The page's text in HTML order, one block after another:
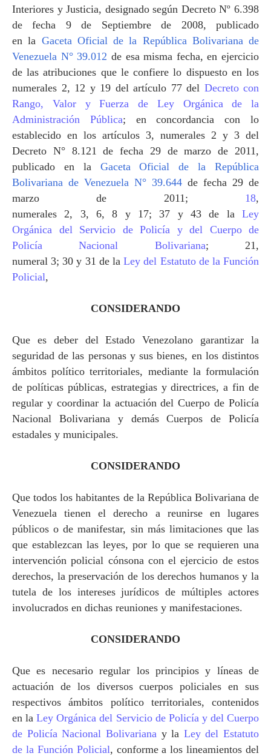
Interiores y Justicia, designado según Decreto Nº 6.398
de fecha 9 de Septiembre de 2008, publicado
enla Gaceta Oficialdela República Bolivarianade
Venezuela N° 39.012 de esa misma fecha, en ejercicio
de las atribuciones que le confiere lo dispuesto en los
numerales 2, 12 y 19 del artículo 77 del Decreto con
Rango, Valor y Fuerza de Ley Orgánica de la
Administración Pública; en concordancia con lo
establecido en los artículos 3, numerales 2 y 3 del
Decreto N° 8.121 de fecha 29 de marzo de 2011,
publicado en la Gaceta Oficial dela República
Bolivariana de Venezuela N° 39.644 de fecha 29 de
marzo de 2011; 18,
numerales 2, 3, 6, 8 y 17; 37 y 43 de laLey
Orgánica del Servicio de Policía y del Cuerpo de
Policía Nacional Bolivariana; 21,
numeral 3; 30 y 31 de laLey del Estatuto de la Función
Policial,
CONSIDERANDO
Que es deber del Estado Venezolano garantizar la
seguridad de las personas y sus bienes, en los distintos
ámbitos político territoriales, mediante la formulación
de políticas públicas, estrategias y directrices, a fin de
regular y coordinar la actuación del Cuerpo de Policía
Nacional Bolivariana y demás Cuerpos de Policía
estadales y municipales.
CONSIDERANDO
Que todos los habitantes de la República Bolivarianade
Venezuela tienen el derecho a reunirse en lugares
públicos o de manifestar, sin más limitaciones que las
que establezcan las leyes, por lo que se requieren una
intervención policial cónsona con el ejercicio de estos
derechos, la preservación de los derechos humanos y la
tutela de los intereses jurídicos de múltiples actores
involucrados en dichas reuniones y manifestaciones.
CONSIDERANDO
Que es necesario regular los principios y líneas de
actuación de los diversos cuerpos policiales en sus
respectivos ámbitos político territoriales, contenidos
enlaLey Orgánica del Servicio de Policía y del Cuerpo
de Policía Nacional Bolivarianayla Leydel Estatuto
de la Función Policial, conforme a los lineamientos del